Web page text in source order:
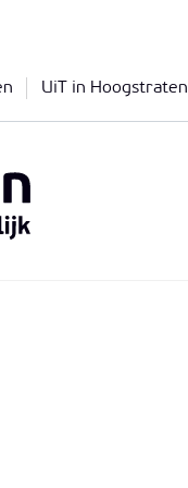
UiT in Hoogstraten